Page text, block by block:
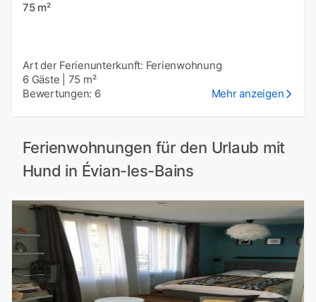
75 m²
Art der Ferienunterkunft: Ferienwohnung
6 Gäste
75 m²
Bewertungen: 6
Mehr anzeigen
Ferienwohnungen für den Urlaub mit
Hund in Évian-les-Bains